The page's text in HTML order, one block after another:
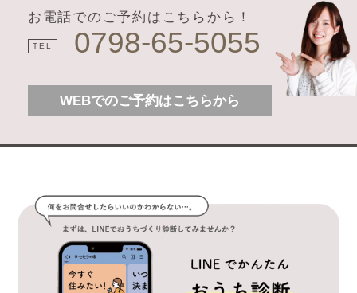
お電話でのご予約はこちらから！
TEL 0798-65-5055
WEBでのご予約はこちらから